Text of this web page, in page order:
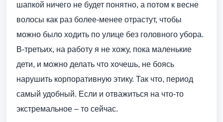
шапкой ничего не будет понятно, а потом к весне
волосы как раз более-менее отрастут, чтобы
можно было ходить по улице без головного убора.
В-третьих, на работу я не хожу, пока маленькие
дети, и можно делать что хочешь, не боясь
нарушить корпоративную этику. Так что, период
самый удобный. Если и отважиться на что-то
экстремальное – то сейчас.